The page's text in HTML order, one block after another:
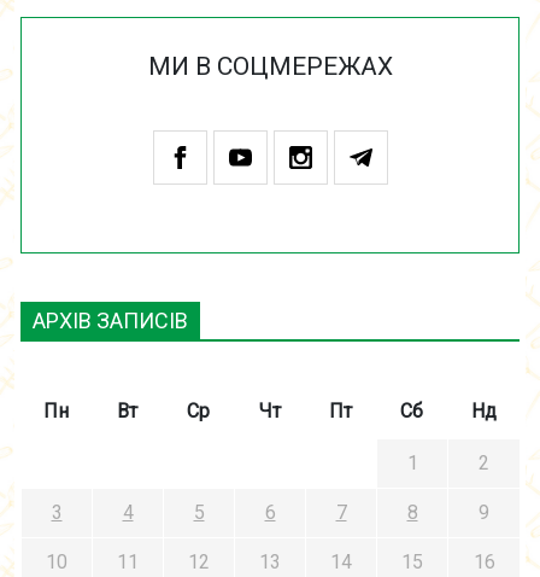
МИ В СОЦМЕРЕЖАХ
АРХІВ ЗАПИСІВ
Пн Вт Ср Чт Пт Сб Нд
1 2
3 4 5 6 7 8 9
10 11 12 13 14 15 16